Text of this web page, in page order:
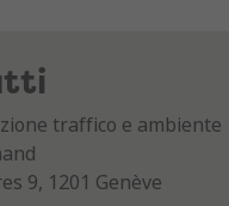
traffico e ambiente
9, 1201 Genève